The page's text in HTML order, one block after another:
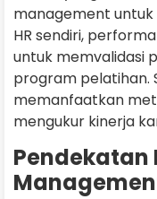
management untuk
HR sendiri,
untuk memvalidasi
program pelatihan.
memanfaatkan
mengukur kinerja
Pendekatan